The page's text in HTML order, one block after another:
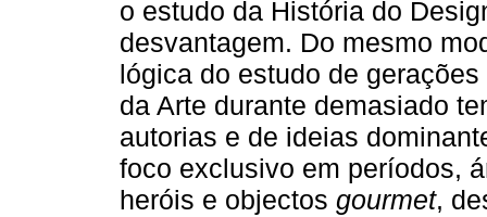
o estudo da História do
desvantagem. Do mesmo
lógica do estudo de
da Arte durante demasiado
autorias e de ideias
foco exclusivo em períodos,
heróis e objectos gourmet,